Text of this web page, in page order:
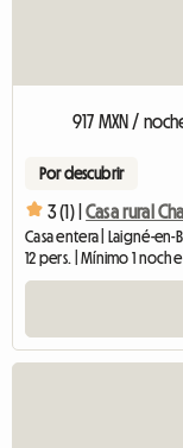
917 MXN /
Por descubrir
3 (1) | Casa rural
Casa entera | Laigné-en-
12 pers. | Mínimo 1 noche